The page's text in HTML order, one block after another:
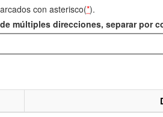
con asterisco(*).
múltiples direcciones, separar por